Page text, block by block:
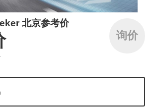
北京参考价
询价